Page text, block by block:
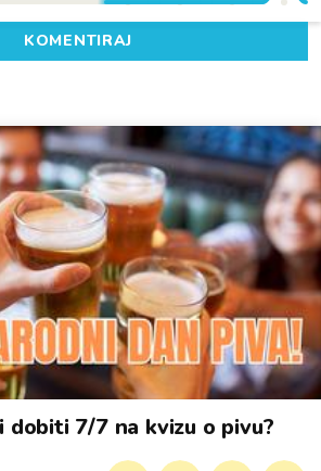
KOMENTIRAJ
dobiti 7/7 na kvizu o pivu?